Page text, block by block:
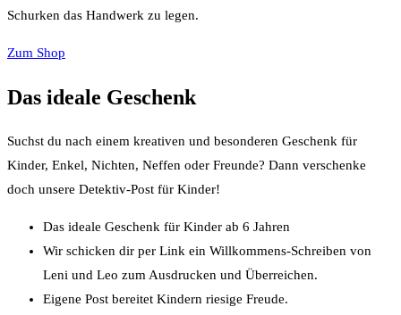
Schurken das Handwerk zu legen.
Zum Shop
Das ideale Geschenk
Suchst du nach einem kreativen und besonderen Geschenk für
Kinder, Enkel, Nichten, Neffen oder Freunde? Dann verschenke
doch unsere Detektiv-Post für Kinder!
Das ideale Geschenk für Kinder ab 6 Jahren
Wir schicken dir per Link ein Willkommens-Schreiben von
Leni und Leo zum Ausdrucken und Überreichen.
Eigene Post bereitet Kindern riesige Freude.